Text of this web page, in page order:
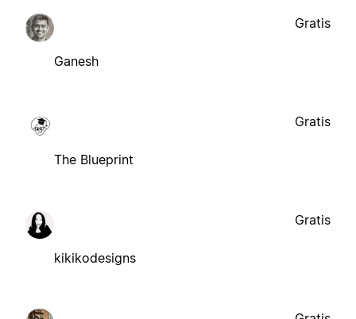
Ganesh
Gratis
The Blueprint
Gratis
kikikodesigns
Gratis